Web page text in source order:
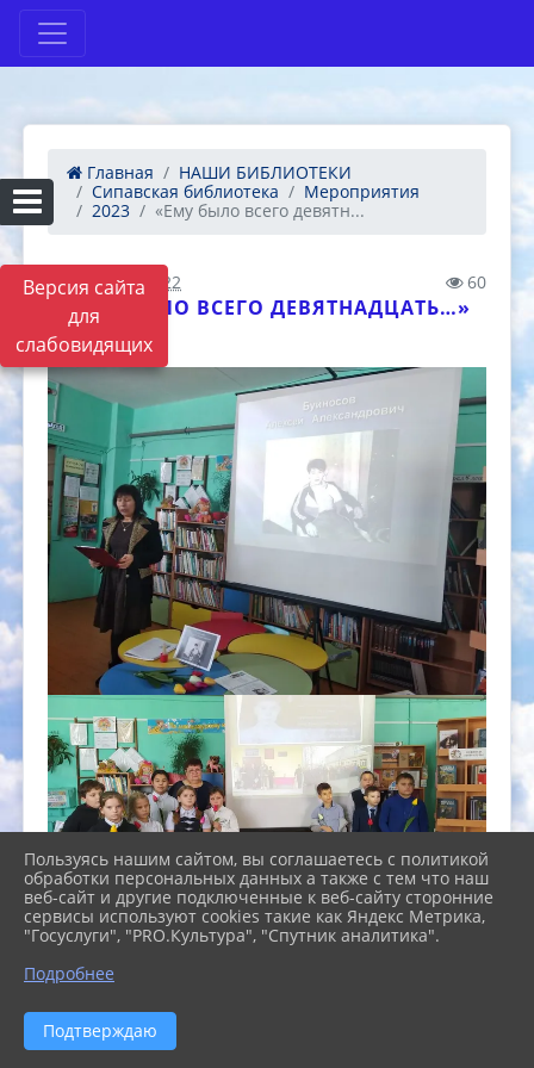
Версия сайта
для
слабовидящих
Главная
НАШИ БИБЛИОТЕКИ
Сипавская библиотека
Мероприятия
2023
«Ему было всего девятн...
06.02.2023 10:22 60
«ЕМУ БЫЛО ВСЕГО ДЕВЯТНАДЦАТЬ…»
Пользуясь нашим сайтом, вы соглашаетесь с политикой
обработки персональных данных а также с тем что наш
веб-сайт и другие подключенные к веб-сайту сторонние
сервисы используют cookies такие как Яндекс Метрика,
"Госуслуги", "PRO.Культура", "Спутник аналитика".
Подробнее
Подтверждаю